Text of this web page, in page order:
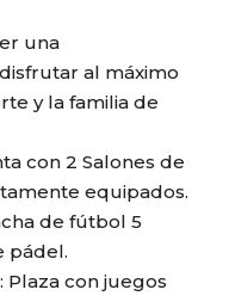
una
al máximo
y la familia de
con 2 Salones de
equipados.
de fútbol 5
pádel.
Plaza con juegos